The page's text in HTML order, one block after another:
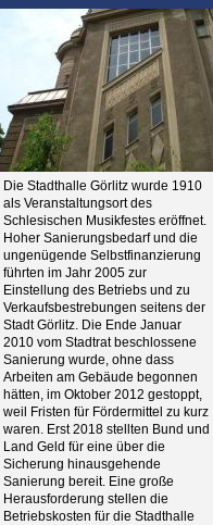
Die Stadthalle Görlitz wurde 1910
als Veranstaltungsort des
Schlesischen Musikfestes eröffnet.
Hoher Sanierungsbedarf und die
ungenügende Selbstfinanzierung
führten im Jahr 2005 zur
Einstellung des Betriebs und zu
Verkaufsbestrebungen seitens der
Stadt Görlitz. Die Ende Januar
2010 vom Stadtrat beschlossene
Sanierung wurde, ohne dass
Arbeiten am Gebäude begonnen
hätten, im Oktober 2012 gestoppt,
weil Fristen für Fördermittel zu kurz
waren. Erst 2018 stellten Bund und
Land Geld für eine über die
Sicherung hinausgehende
Sanierung bereit. Eine große
Herausforderung stellen die
Betriebskosten für die Stadthalle